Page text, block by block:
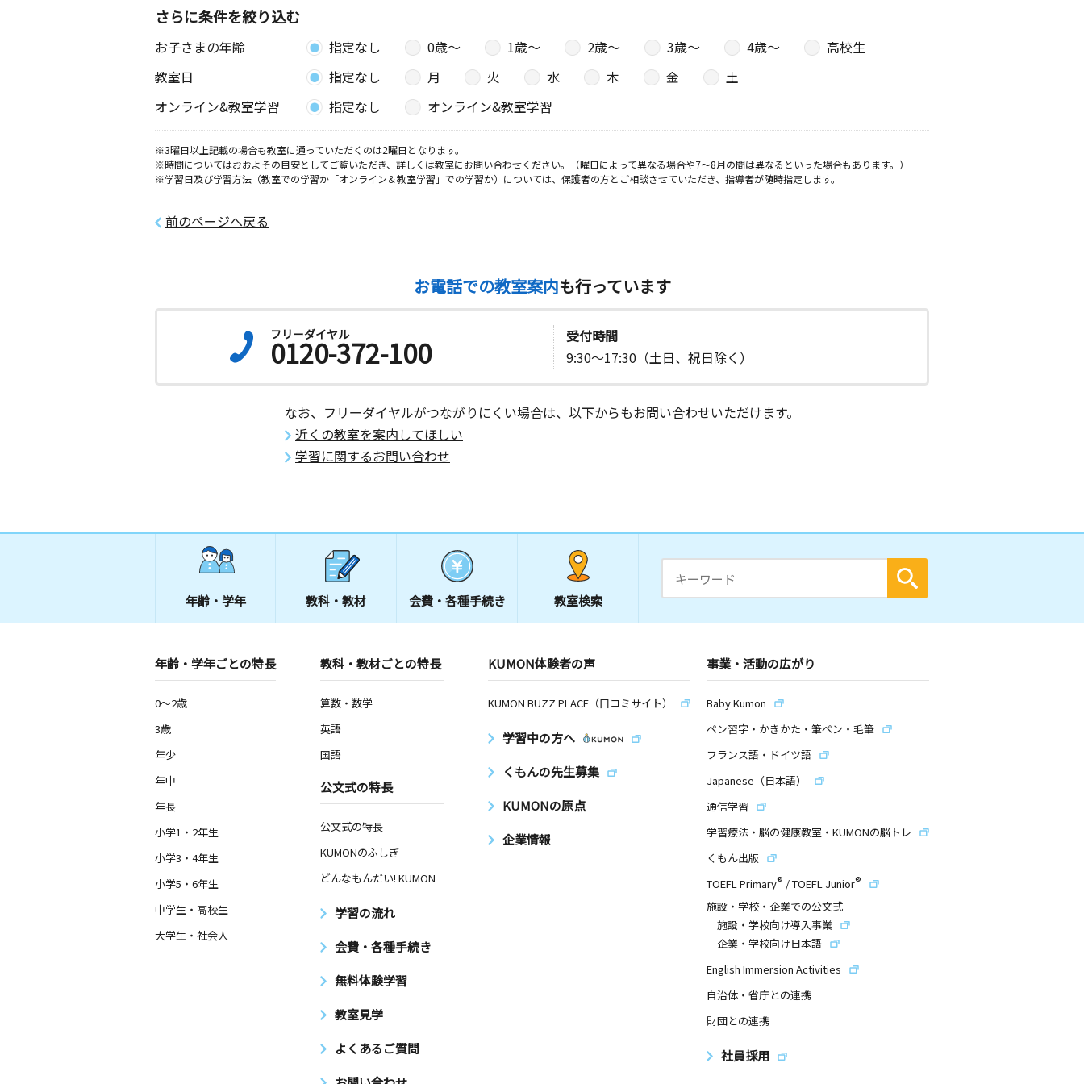
さらに条件を絞り込む
お子さまの年齢 指定なし 0歳〜 1歳〜 2歳〜 3歳〜 4歳〜
高校生
教室日
指定なし 月 火 水 木 金
土
オンライン&教室学習
指定なし オンライン&教室学習
※3曜日以上記載の場合も教室に通っていただくのは2曜日となります。
※時間についてはおおよその目安としてご覧いただき、詳しくは教室にお問い合わせください。（曜日によって異なる場合や7～8月の間は異なるといった場合もあります。）
※学習日及び学習方法（教室での学習か「オンライン＆教室学習」での学習か）については、保護者の方とご相談させていただき、指導者が随時指定します。
前のページへ戻る
お電話での教室案内も行っています
フリーダイヤル
0120-372-100
受付時間
9:30～17:30（土日、祝日除く）
なお、フリーダイヤルがつながりにくい場合は、以下からもお問い合わせいただけます。
近くの教室を案内してほしい
学習に関するお問い合わせ
年齢・学年 教科・教材 会費・ 各種手続き 教室検索
年齢・学年ごとの特長
0～2歳
3歳
年少
年中
年長
小学1・2年生
小学3・4年生
小学5・6年生
中学生・高校生
大学生・社会人
教科・教材ごとの特長
算数・数学
英語
国語
公文式の特長
公文式の特長
KUMONのふしぎ
どんなもんだい! KUMON
学習の流れ
会費・各種手続き
無料体験学習
教室見学
よくあるご質問
KUMON体験者の声
KUMON BUZZ PLACE（口コミサイト）
学習中の方へ
くもんの先生募集
KUMONの原点
企業情報
事業・活動の広がり
Baby Kumon
ペン習字・かきかた・筆ペン・毛筆
フランス語・ドイツ語
Japanese（日本語）
通信学習
学習療法・脳の健康教室・KUMONの脳トレ
くもん出版
TOEFL Primary® /TOEFL Junior®
施設・学校・企業での公文式
施設・学校向け導入事業
企業・学校向け日本語
English Immersion Activities
自治体・省庁との連携
財団との連携
社員採用